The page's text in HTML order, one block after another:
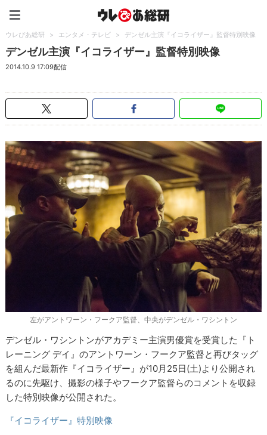
ウレぴあ総研 > エンタメ・テレビ > デンゼル主演『イコライザー』監督特別映像
デンゼル主演『イコライザー』監督特別映像
2014.10.9 17:09配信
左がアントワーン・フークア監督、中央がデンゼル・ワシントン
デンゼル・ワシントンがアカデミー主演男優賞を受賞した『ト
レーニング デイ』のアントワーン・フークア監督と再びタッグ
を組んだ最新作『イコライザー』が10月25日(土)より公開され
るのに先駆け、撮影の様子やフークア監督らのコメントを収録
した特別映像が公開された。
『イコライザー』特別映像